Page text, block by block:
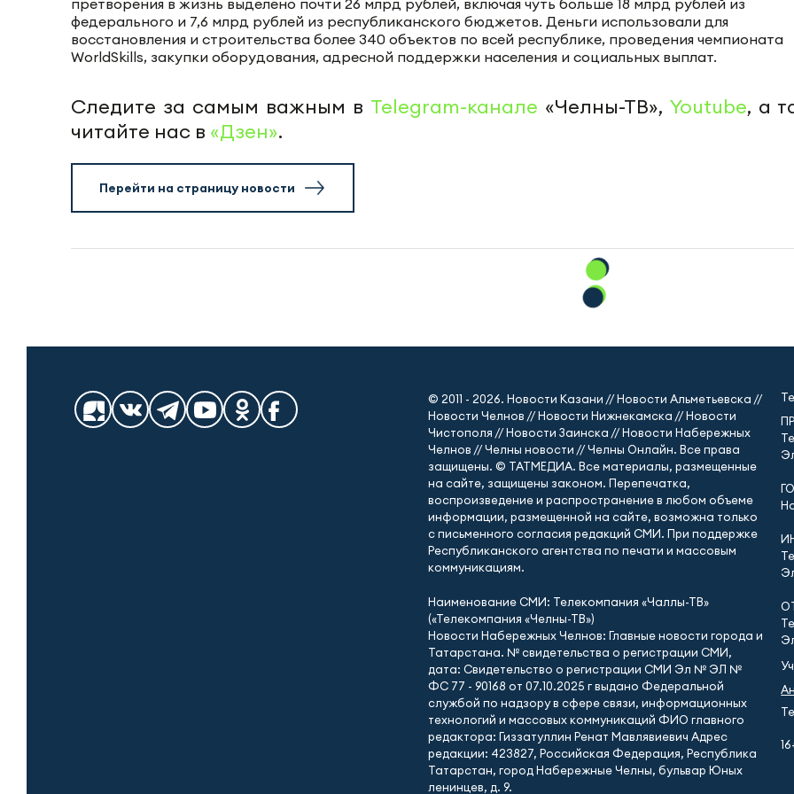
претворения в жизнь выделено почти 26 млрд рублей, включая чуть больше 18 млрд рублей из
федерального и 7,6 млрд рублей из республиканского бюджетов. Деньги использовали для
восстановления и строительства более 340 объектов по всей республике, проведения чемпионата
WorldSkills, закупки оборудования, адресной поддержки населения и социальных выплат.
Следите за самым важным в Telegram-канале «Челны-ТВ», Youtube, а
читайте нас в «Дзен».
Перейти на страницу новости
© 2011 - 2026. Новости Казани // Новости Альметьевска //
Новости Челнов // Новости Нижнекамска // Новости
Чистополя // Новости Заинска // Новости Набережных
Челнов // Челны новости // Челны Онлайн. Все права
защищены. © ТАТМЕДИА. Все материалы, размещенные
на сайте, защищены законом. Перепечатка,
воспроизведение и распространение в любом объеме
информации, размещенной на сайте, возможна только
с письменного согласия редакций СМИ. При поддержке
Республиканского агентства по печати и массовым
коммуникациям.
Наименование СМИ: Телекомпания «Чаллы-ТВ»
(«Телекомпания «Челны-ТВ»)
Новости Набережных Челнов: Главные новости города и
Татарстана. № свидетельства о регистрации СМИ,
дата: Свидетельство о регистрации СМИ Эл № ЭЛ №
ФС 77 - 90168 от 07.10.2025 г выдано Федеральной
службой по надзору в сфере связи, информационных
технологий и массовых коммуникаций ФИО главного
редактора: Гиззатуллин Ренат Мавлявиевич Адрес
редакции: 423827, Российская Федерация, Республика
Татарстан, город Набережные Челны, бульвар Юных
ленинцев, д. 9.